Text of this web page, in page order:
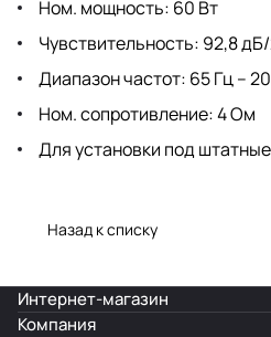
Ном. мощность: 60 Вт
Чувствительность: 92,8
Диапазон частот: 65 Гц –
Ном. сопротивление: 4 Ом
Для установки под
Назад к списку
Интернет-магазин
Компания